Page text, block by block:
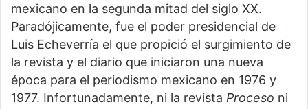
mexicano en la segunda mitad del siglo XX.
Paradójicamente, fue el poder presidencial de
Luis Echeverría el que propició el surgimiento de
la revista y el diario que iniciaron una nueva
época para el periodismo mexicano en 1976 y
1977. Infortunadamente, ni la revista Proceso ni